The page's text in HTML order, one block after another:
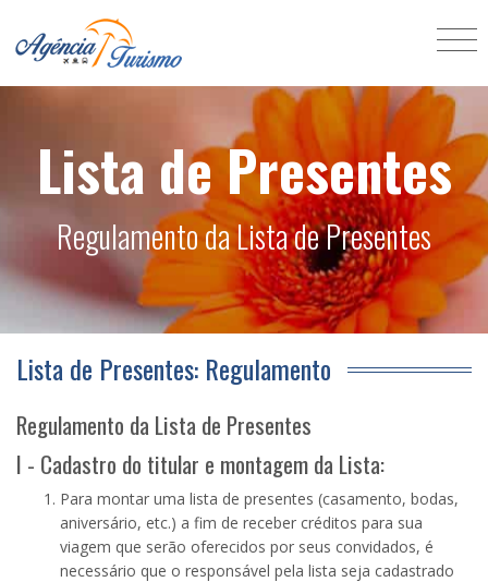
Lista de Presentes
Regulamento da Lista de Presentes
Lista de Presentes: Regulamento
Regulamento da Lista de Presentes
I - Cadastro do titular e montagem da Lista:
Para montar uma lista de presentes (casamento, bodas,
aniversário, etc.) a fim de receber créditos para sua
viagem que serão oferecidos por seus convidados, é
necessário que o responsável pela lista seja cadastrado